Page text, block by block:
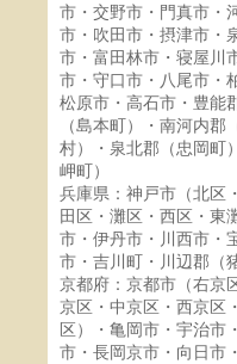
市・交野市・門真市・
市・吹田市・摂津市・
市・富田林市・寝屋川
市・守口市・八尾市・
松原市・高石市・豊能
（島本町）・南河内郡
村）・泉北郡（忠岡町
岬町）
兵庫県：神戸市（北区
田区・灘区・西区・東
市・伊丹市・川西市・
市・吉川町・川辺郡（
京都府：京都市（右京
京区・中京区・西京区
区）・亀岡市・宇治市
市・長岡京市・向日市